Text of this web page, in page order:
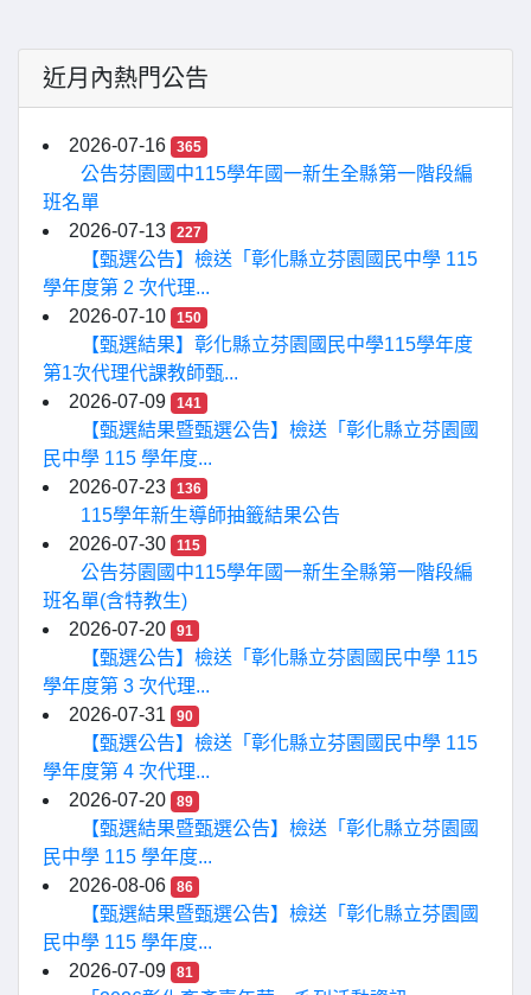
近月內熱門公告
2026-07-16 365
公告芬園國中115學年國一新生全縣第一階段編
班名單
2026-07-13
227
【甄選公告】檢送「彰化縣立芬園國民中學 115
學年度第 2 次代理...
2026-07-10
150
【甄選結果】彰化縣立芬園國民中學115學年度
第1次代理代課教師甄...
2026-07-09
141
【甄選結果暨甄選公告】檢送「彰化縣立芬園國
民中學 115 學年度...
2026-07-23
136
115學年新生導師抽籤結果公告
2026-07-30
115
公告芬園國中115學年國一新生全縣第一階段編
班名單(含特教生)
2026-07-20
91
【甄選公告】檢送「彰化縣立芬園國民中學 115
學年度第 3 次代理...
2026-07-31
90
【甄選公告】檢送「彰化縣立芬園國民中學 115
學年度第 4 次代理...
2026-07-20
89
【甄選結果暨甄選公告】檢送「彰化縣立芬園國
民中學 115 學年度...
2026-08-06
86
【甄選結果暨甄選公告】檢送「彰化縣立芬園國
民中學 115 學年度...
2026-07-09
81